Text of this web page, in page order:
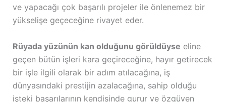
ve yapacağı çok başarılı projeler ile önlenemez bir
yükselişe geçeceğine rivayet eder.
Rüyada yüzünün kan olduğunu görüldüyse eline
geçen bütün işleri kara geçireceğine, hayır getirecek
bir işle ilgili olarak bir adım atılacağına, iş
dünyasındaki prestijin azalacağına, sahip olduğu
işteki başarılarının kendisinde gurur ve özgüven